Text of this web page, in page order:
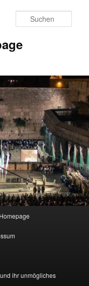
ihr unmögliches